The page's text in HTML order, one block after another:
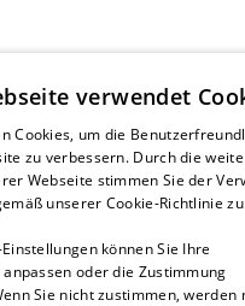
downloaden
verwendet
Cookies, um die
zu verbessern. Durch die
Webseite stimmen Sie der
unserer Cookie-Richtlinie
können Sie Ihre
oder die Zustimmung
Sie nicht zustimmen, werden